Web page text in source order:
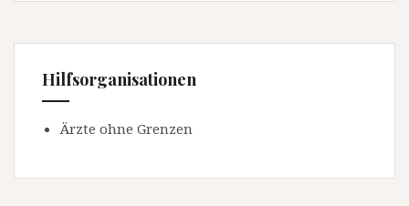
Hilfsorganisationen
Ärzte ohne Grenzen